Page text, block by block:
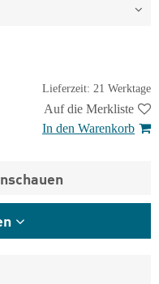
Lieferzeit: 21 Werktage
Auf die Merkliste
In den Warenkorb